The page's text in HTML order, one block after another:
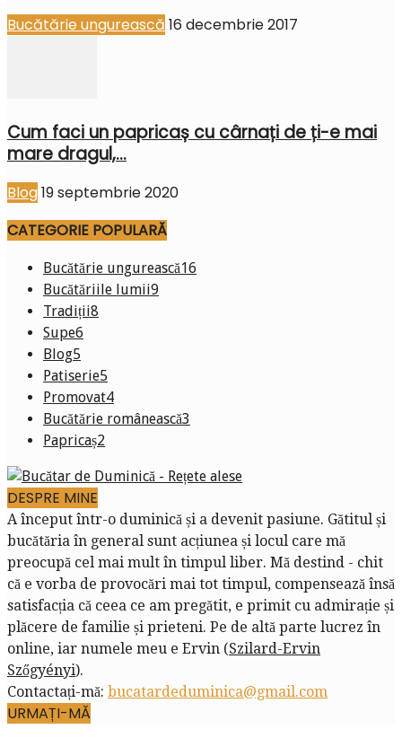
Bucătărie ungurească 16 decembrie 2017
Cum faci un papricaș cu cârnați de ți-e mai
mare dragul,...
Blog19 septembrie 2020
CATEGORIE POPULARĂ
Bucătărie ungurească16
Bucătăriile lumii9
Tradiții8
Supe6
Blog5
Patiserie5
Promovat4
Bucătărie românească3
Papricaș2
DESPRE MINE
A început într-o duminică și a devenit pasiune. Gătitul și
bucătăria în general sunt acțiunea și locul care mă
preocupă cel mai mult în timpul liber. Mă destind - chit
că e vorba de provocări mai tot timpul, compensează însă
satisfacția că ceea ce am pregătit, e primit cu admirație și
plăcere de familie și prieteni. Pe de altă parte lucrez în
online, iar numele meu e Ervin (Szilard-Ervin
Szőgyényi).
Contactați-mă: bucatardeduminica@gmail.com
URMAȚI-MĂ